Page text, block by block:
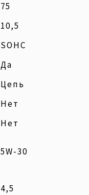
75
10,5
SOHC
Да
Цепь
Нет
Нет
5W-30
4,5